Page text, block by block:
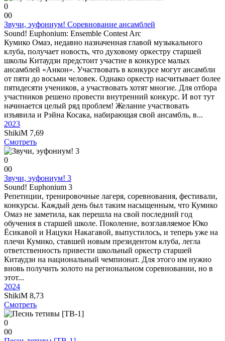
0
00
Звучи, эуфониум! Соревнование ансамблей
Sound! Euphonium: Ensemble Contest Arc
Кумико Омаэ, недавно назначенная главой музыкального
клуба, получает новость, что духовому оркестру старшей
школы Китаудзи предстоит участие в конкурсе малых
ансамблей «Анкон». Участвовать в конкурсе могут ансамбли
от пяти до восьми человек. Однако оркестр насчитывает более
пятидесяти учеников, а участвовать хотят многие. Для отбора
участников решено провести внутренний конкурс. И вот тут
начинается целый ряд проблем! Желание участвовать
изъявила и Рэйна Косака, набирающая свой ансамбль, в...
2023
ShikiM 7,69
Смотреть
0
00
Звучи, эуфониум! 3
Sound! Euphonium 3
Репетиции, тренировочные лагеря, соревнования, фестивали,
конкурсы. Каждый день был таким насыщенным, что Кумико
Омаэ не заметила, как перешла на свой последний год
обучения в старшей школе. Поколение, возглавляемое Юко
Ёсикавой и Нацуки Накагавой, выпустилось, и теперь уже на
плечи Кумико, ставшей новым президентом клуба, легла
ответственность привести школьный оркестр старшей
Китаудзи на национальный чемпионат. Для этого им нужно
вновь получить золото на региональном соревновании, но в
этот...
2024
ShikiM 8,73
Смотреть
0
00